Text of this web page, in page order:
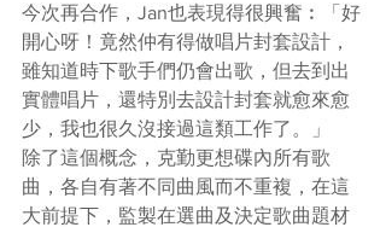
今次再合作，Jan也表現得很興奮︰「好
開心呀！竟然仲有得做唱片封套設計，
雖知道時下歌手們仍會出歌，但去到出
實體唱片，還特別去設計封套就愈來愈
少，我也很久沒接過這類工作了。」
除了這個概念，克勤更想碟內所有歌
曲，各自有著不同曲風而不重複，在這
大前提下，監製在選曲及決定歌曲題材